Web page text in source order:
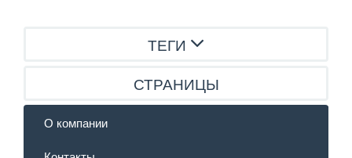
ТЕГИ
СТРАНИЦЫ
О компании